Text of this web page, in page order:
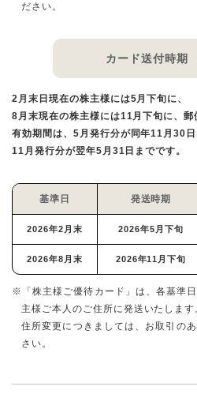
ださい。
カード送付時期
2月末日現在の株主様には5月下旬に、
8月末現在の株主様には11月下旬に、郵
有効期間は、5月発行分が同年11月30日
11月発行分が翌年5月31日までです。
基準日 発送時期
2026年2月末 2026年5月下旬
2026年8月末 2026年11月下旬
※「株主様ご優待カード」は、各基準
主様ご本人のご住所に発送いたします
住所変更につきましては、お取引の
さい。